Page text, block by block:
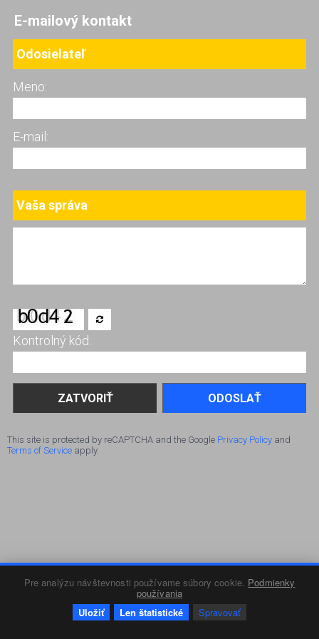
Pre analýzu návštevnosti používame súbory cookie. Podmienky
používania
Uložiť
Len štatistické Spravovať
E-mailový kontakt
Odosielateľ
Meno:
E-mail:
Vaša správa
Kontrolný kód:
ODOSLAŤ
This site is protected by reCAPTCHA and the Google Privacy Policy and
Terms of Service apply.